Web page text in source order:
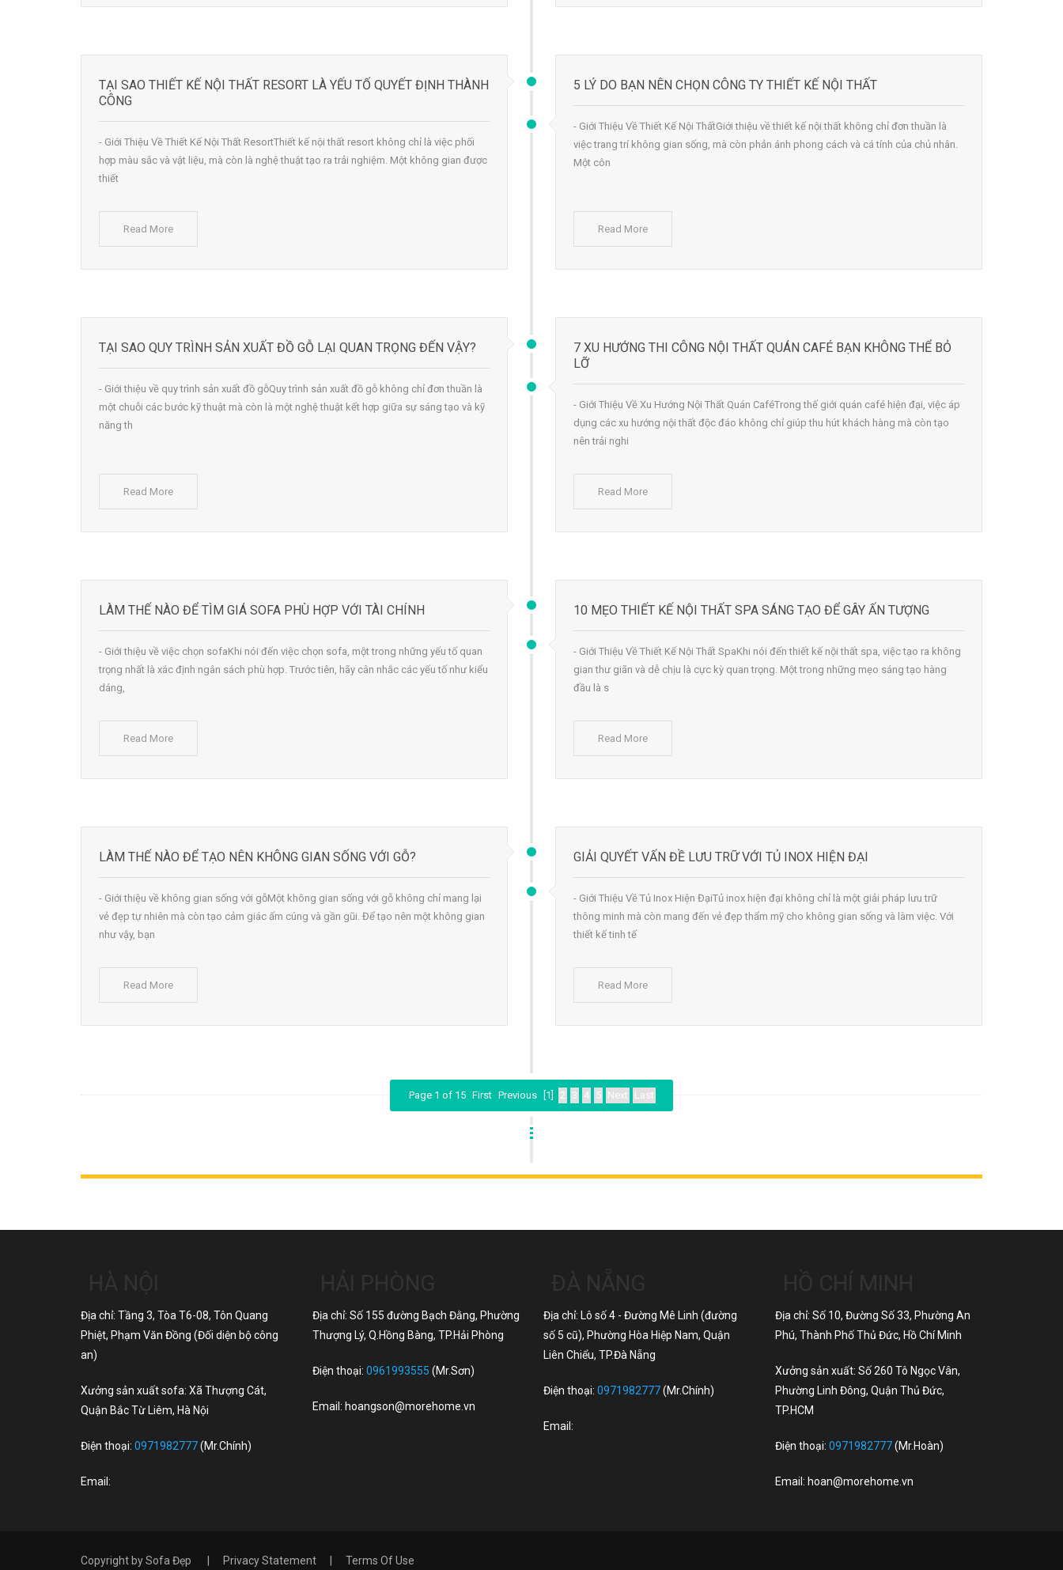
TẠI SAO THIẾT KẾ NỘI THẤT RESORT LÀ YẾU TỐ QUYẾT ĐỊNH THÀNH
CÔNG
- Giới Thiệu Về Thiết Kế Nội Thất ResortThiết kế nội thất resort không chỉ là việc phối
hợp màu sắc và vật liệu, mà còn là nghệ thuật tạo ra trải nghiệm. Một không gian được
thiết
Read More
5 LÝ DO BẠN NÊN CHỌN CÔNG TY THIẾT KẾ NỘI THẤT
- Giới Thiệu Về Thiết Kế Nội ThấtGiới thiệu về thiết kế nội thất không chỉ đơn thuần là
việc trang trí không gian sống, mà còn phản ánh phong cách và cá tính của chủ nhân.
Một côn
Read More
TẠI SAO QUY TRÌNH SẢN XUẤT ĐỒ GỖ LẠI QUAN TRỌNG ĐẾN VẬY?
- Giới thiệu về quy trình sản xuất đồ gỗQuy trình sản xuất đồ gỗ không chỉ đơn thuần là
một chuỗi các bước kỹ thuật mà còn là một nghệ thuật kết hợp giữa sự sáng tạo và kỹ
năng th
Read More
7 XU HƯỚNG THI CÔNG NỘI THẤT QUÁN CAFÉ BẠN KHÔNG THỂ BỎ
LỠ
- Giới Thiệu Về Xu Hướng Nội Thất Quán CaféTrong thế giới quán café hiện đại, việc áp
dụng các xu hướng nội thất độc đáo không chỉ giúp thu hút khách hàng mà còn tạo
nên trải nghi
Read More
LÀM THẾ NÀO ĐỂ TÌM GIÁ SOFA PHÙ HỢP VỚI TÀI CHÍNH
- Giới thiệu về việc chọn sofaKhi nói đến việc chọn sofa, một trong những yếu tố quan
trọng nhất là xác định ngân sách phù hợp. Trước tiên, hãy cân nhắc các yếu tố như kiểu
dáng,
Read More
10 MẸO THIẾT KẾ NỘI THẤT SPA SÁNG TẠO ĐỂ GÂY ẤN TƯỢNG
- Giới Thiệu Về Thiết Kế Nội Thất SpaKhi nói đến thiết kế nội thất spa, việc tạo ra không
gian thư giãn và dễ chịu là cực kỳ quan trọng. Một trong những mẹo sáng tạo hàng
đầu là s
Read More
LÀM THẾ NÀO ĐỂ TẠO NÊN KHÔNG GIAN SỐNG VỚI GỖ?
- Giới thiệu về không gian sống với gỗMột không gian sống với gỗ không chỉ mang lại
vẻ đẹp tự nhiên mà còn tạo cảm giác ấm cúng và gần gũi. Để tạo nên một không gian
như vậy, bạn
Read More
GIẢI QUYẾT VẤN ĐỀ LƯU TRỮ VỚI TỦ INOX HIỆN ĐẠI
- Giới Thiệu Về Tủ Inox Hiện ĐạiTủ inox hiện đại không chỉ là một giải pháp lưu trữ
thông minh mà còn mang đến vẻ đẹp thẩm mỹ cho không gian sống và làm việc. Với
thiết kế tinh tế
Read More
Page 1 of 15 First Previous [1] 2 3 4 5 Next Last
Địa chỉ: Tầng 3, Tòa T6-08, Tôn Quang
Phiệt, Phạm Văn Đồng (Đối diện bộ công
an)
Xưởng sản xuất sofa: Xã Thượng Cát,
Quận Bắc Từ Liêm, Hà Nội
Điện thoại: 0971982777(Mr.Chính)
Email:
Địa chỉ: Số 155 đường Bạch Đằng, Phường
Thượng Lý, Q.Hồng Bàng, TP.Hải Phòng
Điện thoại: 0961993555 (Mr.Sơn)
Email: hoangson@morehome.vn
Địa chỉ: Lô số 4 - Đường Mê Linh (đường
số 5 cũ), Phường Hòa Hiệp Nam, Quận
Liên Chiểu, TP.Đà Nẵng
Điện thoại: 0971982777(Mr.Chính)
Email:
Địa chỉ: Số 10, Đường Số 33, Phường An
Phú, Thành Phố Thủ Đức, Hồ Chí Minh
Xưởng sản xuất: Số 260 Tô Ngọc Vân,
Phường Linh Đông, Quận Thủ Đức,
TP.HCM
Điện thoại: 0971982777(Mr.Hoàn)
Email: hoan@morehome.vn
Copyright bySofa Đẹp Privacy Statement Terms Of Use